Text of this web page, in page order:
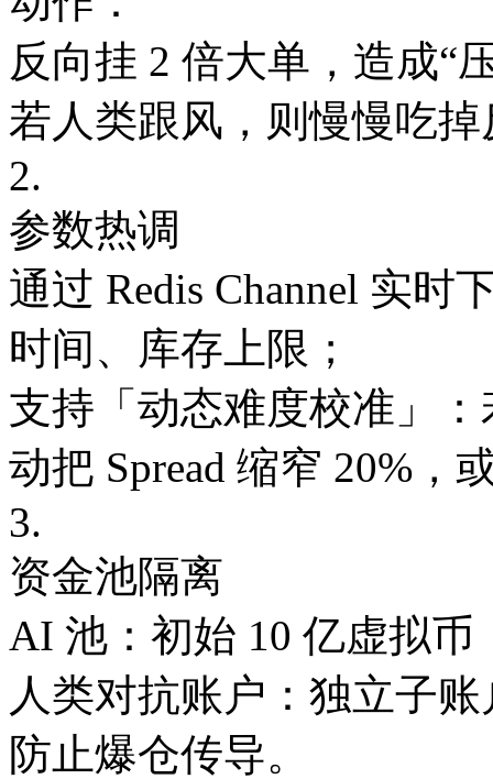
反向挂 2 倍大单，造成“
若人类跟风，则慢慢吃
2.
参数热调
通过 Redis Channel 实
时间、库存上限；
支持「动态难度校准」
动把 Spread 缩窄 20%，
3.
资金池隔离
AI 池：初始 10 亿虚拟
人类对抗账户：独立子
防止爆仓传导。